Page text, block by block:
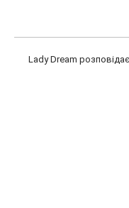
Lady Dream